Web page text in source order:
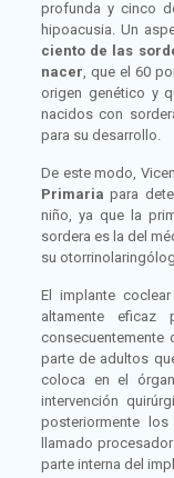
profunda y cinco
hipoacusia. Un
ciento de las
nacer , que el 60
origen genético y
nacidos con
para su desarrollo.
De este modo,
Primaria para
niño, ya que la
sordera es la del
su
El implante
altamente
consecuentemente
parte de adultos
coloca en el
intervención
posteriormente
llamado
parte interna del